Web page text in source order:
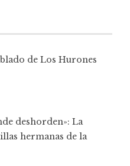
de Los Hurones
deshorden»: La
hermanas de la